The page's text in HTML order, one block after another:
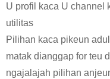
U profil kaca U channel
utilitas
Pilihan kaca pikeun
matak dianggap for teu
ngajalajah pilihan